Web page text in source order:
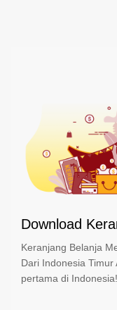
Download
Keranjang Belanja
Dari Indonesia
pertama di